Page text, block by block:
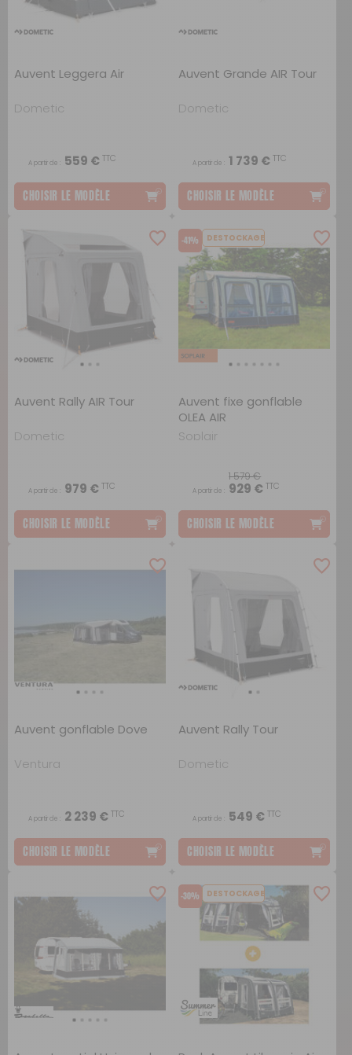
Auvent Leggera Air
Dometic
A partir de : 559 €TTC
CHOISIR LE MODÈLE
Auvent Grande AIR Tour
Dometic
A partir de : 1 739 €TTC
CHOISIR LE MODÈLE
Auvent Rally AIR Tour
Dometic
A partir de : 979 €TTC
CHOISIR LE MODÈLE
-41% DESTOCKAGE
Auvent fixe gonflable
OLEA AIR
Soplair
1 579 €
A partir de : 929 €TTC
CHOISIR LE MODÈLE
Auvent gonflable Dove
Ventura
A partir de : 2 239 €TTC
CHOISIR LE MODÈLE
Auvent Rally Tour
Dometic
A partir de : 549 €TTC
CHOISIR LE MODÈLE
-30% DESTOCKAGE